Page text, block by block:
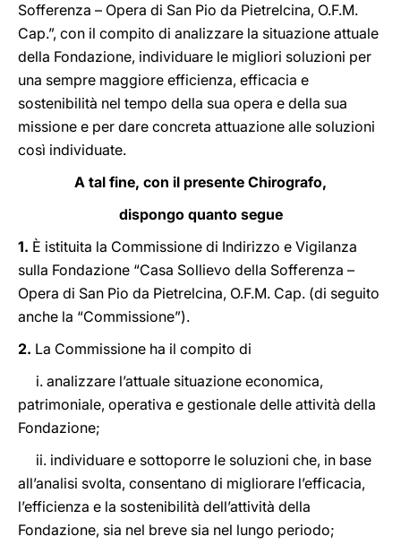
Sofferenza – Opera di San Pio da Pietrelcina, O.F.M.
Cap.”, con il compito di analizzare la situazione attuale
della Fondazione, individuare le migliori soluzioni per
una sempre maggiore efficienza, efficacia e
sostenibilità nel tempo della sua opera e della sua
missione e per dare concreta attuazione alle soluzioni
così individuate.
A tal fine, con il presente Chirografo,
dispongo quanto segue
1. È istituita la Commissione di Indirizzo e Vigilanza
sulla Fondazione “Casa Sollievo della Sofferenza –
Opera di San Pio da Pietrelcina, O.F.M. Cap. (di seguito
anche la “Commissione”).
2. La Commissione ha il compito di
i. analizzare l’attuale situazione economica,
patrimoniale, operativa e gestionale delle attività della
Fondazione;
ii. individuare e sottoporre le soluzioni che, in base
all’analisi svolta, consentano di migliorare l’efficacia,
l’efficienza e la sostenibilità dell’attività della
Fondazione, sia nel breve sia nel lungo periodo;